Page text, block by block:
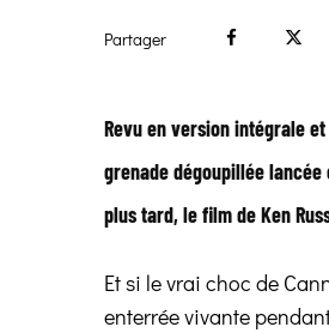
Partager
Revu en version intégrale
grenade dégoupillée lancée
plus tard, le film de Ken
Et si le vrai choc de
enterrée vivante